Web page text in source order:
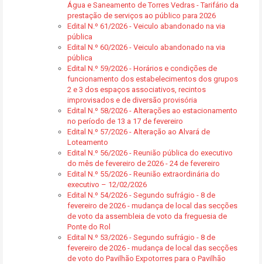
Água e Saneamento de Torres Vedras - Tarifário da
prestação de serviços ao público para 2026
Edital N.º 61/2026 - Veiculo abandonado na via
pública
Edital N.º 60/2026 - Veiculo abandonado na via
pública
Edital N.º 59/2026 - Horários e condições de
funcionamento dos estabelecimentos dos grupos
2 e 3 dos espaços associativos, recintos
improvisados e de diversão provisória
Edital N.º 58/2026 - Alterações ao estacionamento
no período de 13 a 17 de fevereiro
Edital N.º 57/2026 - Alteração ao Alvará de
Loteamento
Edital N.º 56/2026 - Reunião pública do executivo
do mês de fevereiro de 2026 - 24 de fevereiro
Edital N.º 55/2026 - Reunião extraordinária do
executivo – 12/02/2026
Edital N.º 54/2026 - Segundo sufrágio - 8 de
fevereiro de 2026 - mudança de local das secções
de voto da assembleia de voto da freguesia de
Ponte do Rol
Edital N.º 53/2026 - Segundo sufrágio - 8 de
fevereiro de 2026 - mudança de local das secções
de voto do Pavilhão Expotorres para o Pavilhão